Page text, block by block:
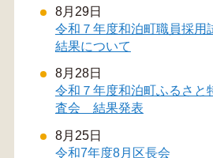
8月29日
令和７年度和泊町職員採用
結果について
8月28日
令和７年度和泊町ふるさと
査会 結果発表
8月25日
令和7年度8月区長会